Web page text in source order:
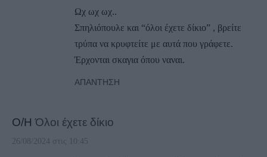
Ωχ ωχ ωχ..
Σπηλιόπουλε και “όλοι έχετε δίκιο” , βρείτε
τρύπα να κρυφτείτε με αυτά που γράφετε.
Έρχονται σκαγια όπου ναναι.
ΑΠΆΝΤΗΣΗ
Ο/ΗΌλοι έχετε δίκιο
26/08/2024 στις 10:45